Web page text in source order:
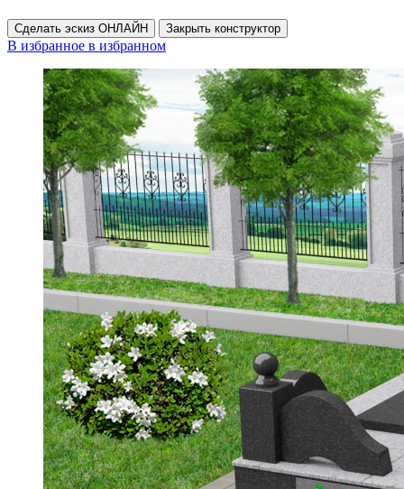
Сделать эскиз ОНЛАЙН Закрыть конструктор
В избранное в избранном